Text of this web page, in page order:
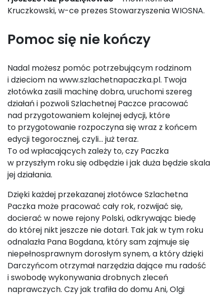
Kruczkowski, w-ce prezes Stowarzyszenia WIOSNA.
Pomoc się nie kończy
Nadal możesz pomóc potrzebującym rodzinom
i dzieciom na www.szlachetnapaczka.pl. Twoja
złotówka zasili machinę dobra, uruchomi szereg
działań i pozwoli Szlachetnej Paczce pracować
nad przygotowaniem kolejnej edycji, które
to przygotowanie rozpoczyna się wraz z końcem
edycji tegorocznej, czyli… już teraz.
To od wpłacających zależy to, czy Paczka
w przyszłym roku się odbędzie i jak duża będzie skala
jej działania.
Dzięki każdej przekazanej złotówce Szlachetna
Paczka może pracować cały rok, rozwijać się,
docierać w nowe rejony Polski, odkrywając biedę
do której nikt jeszcze nie dotarł. Tak jak w tym roku
odnalazła Pana Bogdana, który sam zajmuje się
niepełnosprawnym dorosłym synem, a który dzięki
Darczyńcom otrzymał narzędzia dające mu radość
i swobodę wykonywania drobnych zleceń
naprawczych. Czy jak trafiła do domu Ani, Olgi